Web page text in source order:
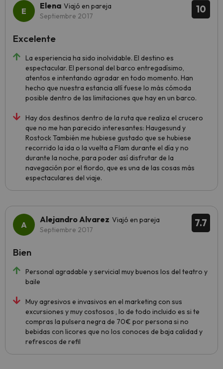
10
Elena Viajó en pareja
Septiembre 2017
La esperiencia ha sido inolvidable. El destino es
espectacular. El personal del barco entregadísimo,
atentos e intentando agradar en todo momento. Han
hecho que nuestra estancia allí fuese lo más cómoda
posible dentro de las limitaciones que hay en un barco.
Hay dos destinos dentro de la ruta que realiza el crucero
que no me han parecido interesantes: Haugesund y
Rostock También me hubiese gustado que se hubiese
recorrido la ida o la vuelta a Flam durante el día y no
durante la noche, para poder así disfrutar de la
navegación por el fiordo, que es una de las cosas más
espectaculares del viaje.
Excelente
7.7
Alejandro Alvarez Viajó en pareja
Septiembre 2017
Personal agradable y servicial muy buenos los del teatro y
baile
Muy agresivos e invasivos en el marketing con sus
excursiones y muy costosos , lo de todo incluido es si te
compras la pulsera negra de 70€ por persona si no
bebidas con licores que no los conoces de baja calidad y
refrescos de refil
Bien